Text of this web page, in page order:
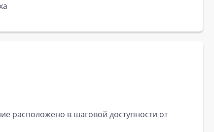
расположено в шаговой доступности от